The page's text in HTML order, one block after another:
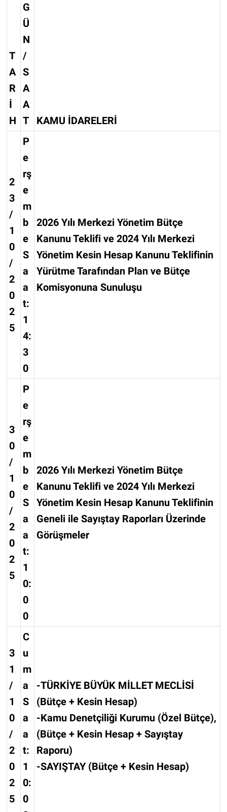
T
A
R
İ
H
G
Ü
N
/
S
A
A
T
KAMU İDARELERİ
2
3
/
1
0
/
2
0
2
5
P
e
rş
e
m
b
e
S
a
a
t:
1
4:
3
0
2026 Yılı Merkezi Yönetim Bütçe
Kanunu Teklifi ve 2024 Yılı Merkezi
Yönetim Kesin Hesap Kanunu Teklifinin
Yürütme Tarafından Plan ve Bütçe
Komisyonuna Sunuluşu
3
0
/
1
0
/
2
0
2
5
P
e
rş
e
m
b
e
S
a
a
t:
1
0:
0
0
2026 Yılı Merkezi Yönetim Bütçe
Kanunu Teklifi ve 2024 Yılı Merkezi
Yönetim Kesin Hesap Kanunu Teklifinin
Geneli ile Sayıştay Raporları Üzerinde
Görüşmeler
3
1
/
1
0
/
2
0
2
5
C
u
m
a
S
a
a
t:
1
0:
0
-TÜRKİYE BÜYÜK MİLLET MECLİSİ
(Bütçe + Kesin Hesap)
-Kamu Denetçiliği Kurumu (Özel Bütçe),
(Bütçe + Kesin Hesap + Sayıştay
Raporu)
-SAYIŞTAY (Bütçe + Kesin Hesap)